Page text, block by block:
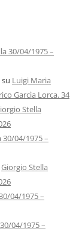
30/04/1975 –
su Luigi Maria
Garcìa Lorca. 34
Stella
30/04/1975 –
Giorgio Stella
04/1975 –
04/1975 –